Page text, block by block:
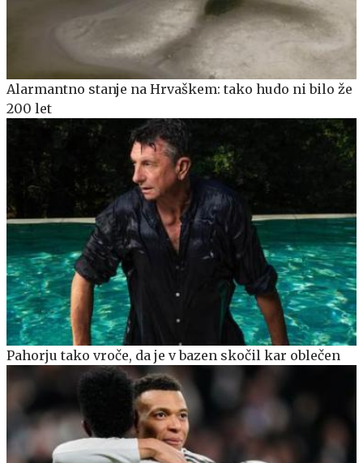
Alarmantno stanje na Hrvaškem: tako hudo ni bilo že
200 let
Pahorju tako vroče, da je v bazen skočil kar oblečen